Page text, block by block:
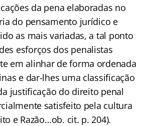
da pena elaboradas no
do pensamento jurídico e
as mais variadas, a tal ponto
esforços dos penalistas
em alinhar de forma ordenada
e dar-lhes uma classificação
justificação do direito penal
satisfeito pela cultura
e Razão…ob. cit. p. 204).